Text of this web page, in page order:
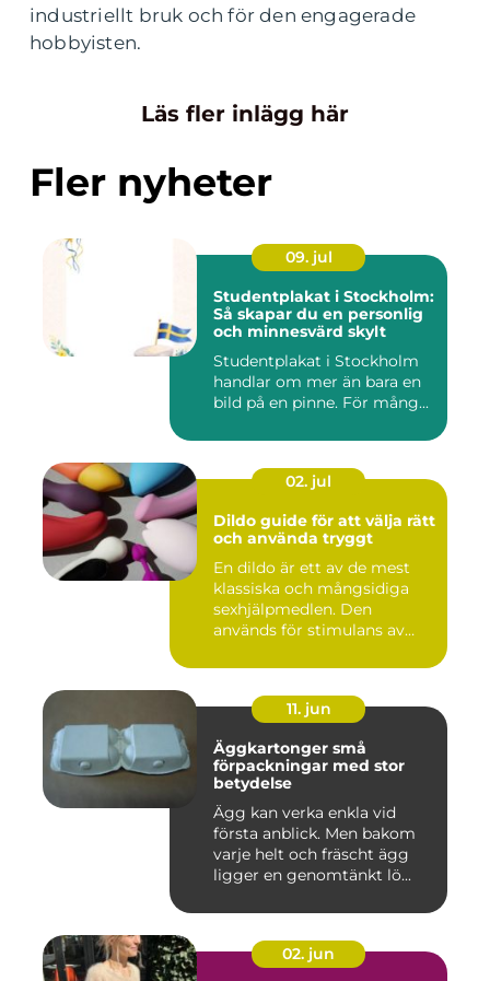
industriellt bruk och för den engagerade
hobbyisten.
Läs fler inlägg här
Fler nyheter
09. jul
Studentplakat i Stockholm:
Så skapar du en personlig
och minnesvärd skylt
Studentplakat i Stockholm
handlar om mer än bara en
bild på en pinne. För mång...
02. jul
Dildo guide för att välja rätt
och använda tryggt
En dildo är ett av de mest
klassiska och mångsidiga
sexhjälpmedlen. Den
används för stimulans av
11. jun
Äggkartonger små
förpackningar med stor
betydelse
Ägg kan verka enkla vid
första anblick. Men bakom
varje helt och fräscht ägg
ligger en genomtänkt lö...
02. jun